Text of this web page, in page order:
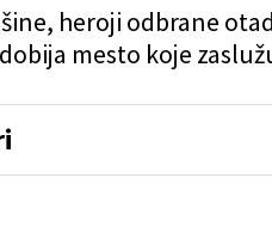
heroji odbrane
mesto koje